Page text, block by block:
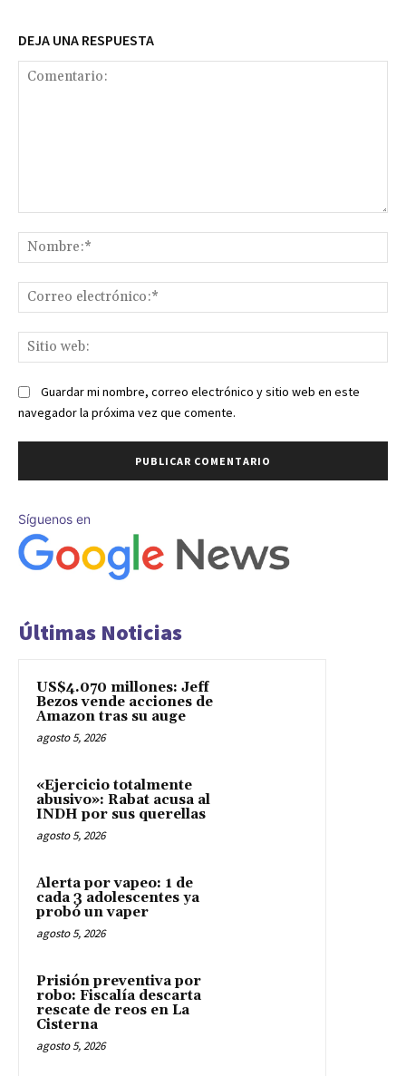
DEJA UNA RESPUESTA
Guardar mi nombre, correo electrónico y sitio web en este
navegador la próxima vez que comente.
Síguenos en
Últimas Noticias
US$4.070 millones: Jeff
Bezos vende acciones de
Amazon tras su auge
agosto 5, 2026
«Ejercicio totalmente
abusivo»: Rabat acusa al
INDH por sus querellas
agosto 5, 2026
Alerta por vapeo: 1 de
cada 3 adolescentes ya
probó un vaper
agosto 5, 2026
Prisión preventiva por
robo: Fiscalía descarta
rescate de reos en La
Cisterna
agosto 5, 2026